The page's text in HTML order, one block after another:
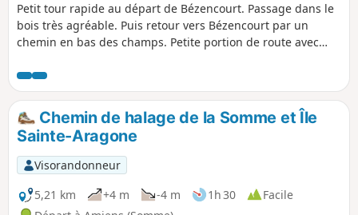
Petit tour rapide au départ de Bézencourt. Passage dans le
bois très agréable. Puis retour vers Bézencourt par un
chemin en bas des champs. Petite portion de route avec
Chemin de halage de la Somme et Île
Sainte-Aragone
Visorandonneur
5,21 km
+4 m -4 m 1h 30
Facile